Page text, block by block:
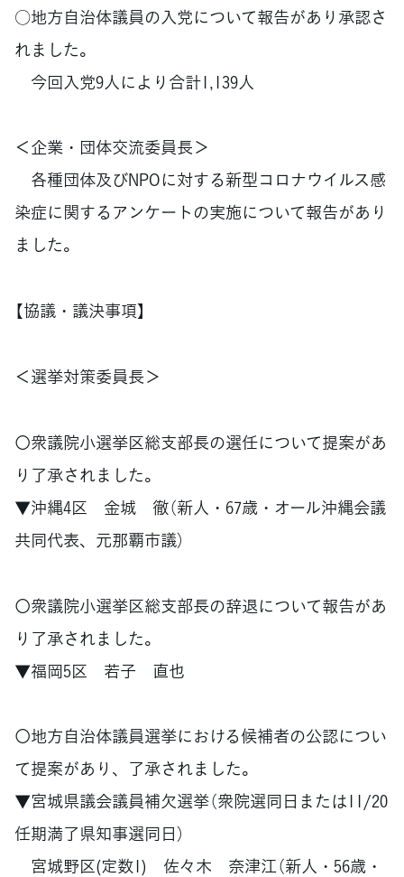
○地方自治体議員の入党について報告があり承認さ
れました。
今回入党9人により合計1,139人
＜企業・団体交流委員長＞
各種団体及びNPOに対する新型コロナウイルス感
染症に関するアンケートの実施について報告があり
ました。
【協議・議決事項】
＜選挙対策委員長＞
〇衆議院小選挙区総支部長の選任について提案があ
り了承されました。
▼沖縄4区 金城 徹（新人・67歳・オール沖縄会議
共同代表、元那覇市議）
〇衆議院小選挙区総支部長の辞退について報告があ
り了承されました。
▼福岡5区 若子 直也
〇地方自治体議員選挙における候補者の公認につい
て提案があり、了承されました。
▼宮城県議会議員補欠選挙（衆院選同日または11/20
任期満了県知事選同日）
宮城野区(定数1) 佐々木 奈津江（新人・56歳・